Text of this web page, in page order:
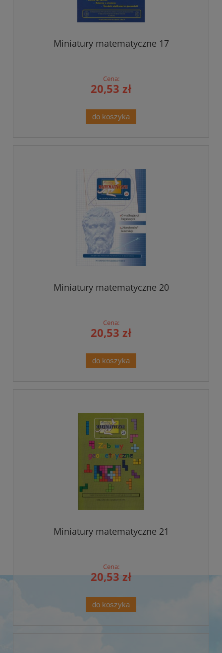
Miniatury matematyczne 17
Cena:
20,53 zł
do koszyka
Miniatury matematyczne 20
Cena:
20,53 zł
do koszyka
Miniatury matematyczne 21
Cena:
20,53 zł
do koszyka